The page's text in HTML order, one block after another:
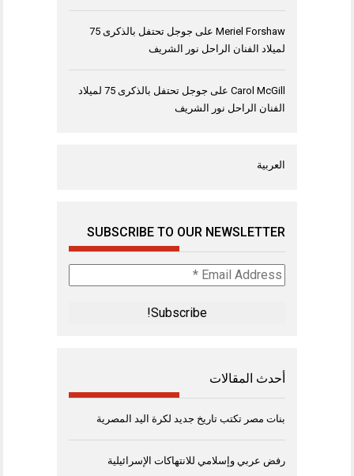
Meriel Forshaw على
جوجل تحتفل بالذكرى 75
لميلاد الفنان الراحل نور الشريف
Carol McGill على
جوجل تحتفل بالذكرى 75 لميلاد
الفنان الراحل نور الشريف
العربية
SUBSCRIBE TO OUR NEWSLETTER
Email
Address
أحدث المقالات
بنات مصر تكتب تاريخ جديد لكرة اليد المصرية
رفض عربي وإسلامي للانتهاكات الإسرائيلية